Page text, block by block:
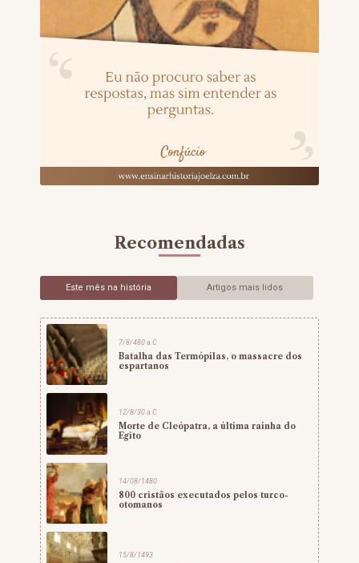
Recomendadas
Este mês na história Artigos mais lidos
7/8/480 a.C
Batalha das Termópilas, o massacre dos
espartanos
12/8/30 a.C
Morte de Cleópatra, a última rainha do
Egito
14/08/1480
800 cristãos executados pelos turco-
otomanos
15/8/1493